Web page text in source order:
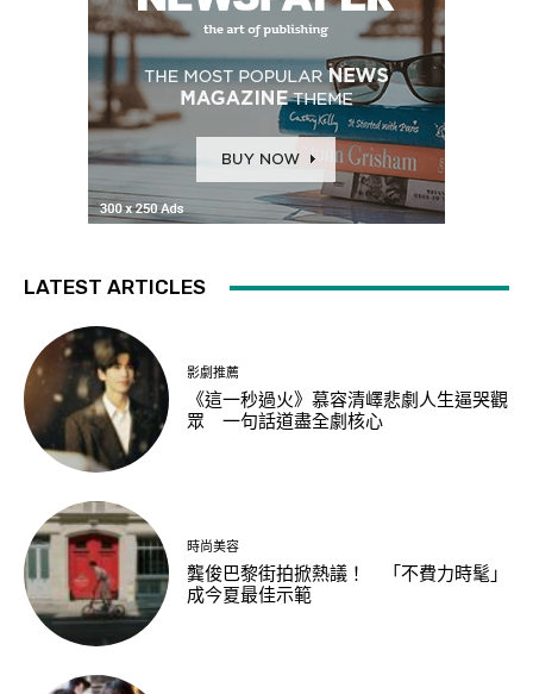
LATEST ARTICLES
影劇推薦
《這一秒過火》慕容清嶧悲劇人生逼哭觀
眾 一句話道盡全劇核心
時尚美容
龔俊巴黎街拍掀熱議！ 「不費力時髦」
成今夏最佳示範